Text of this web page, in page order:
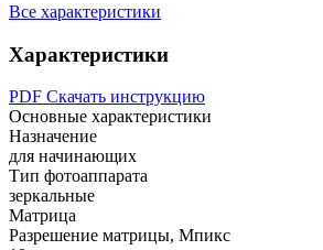
Все характеристики
Характеристики
PDF Скачать инструкцию
Основные характеристики
Назначение
для начинающих
Тип фотоаппарата
зеркальные
Матрица
Разрешение матрицы, Мпикс